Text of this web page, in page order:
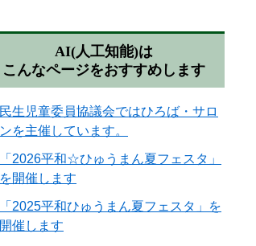
AI(人工知能)は
こんなページをおすすめします
民生児童委員協議会ではひろば・サロ
ンを主催しています。
「2026平和☆ひゅうまん夏フェスタ」
を開催します
「2025平和ひゅうまん夏フェスタ」を
開催します